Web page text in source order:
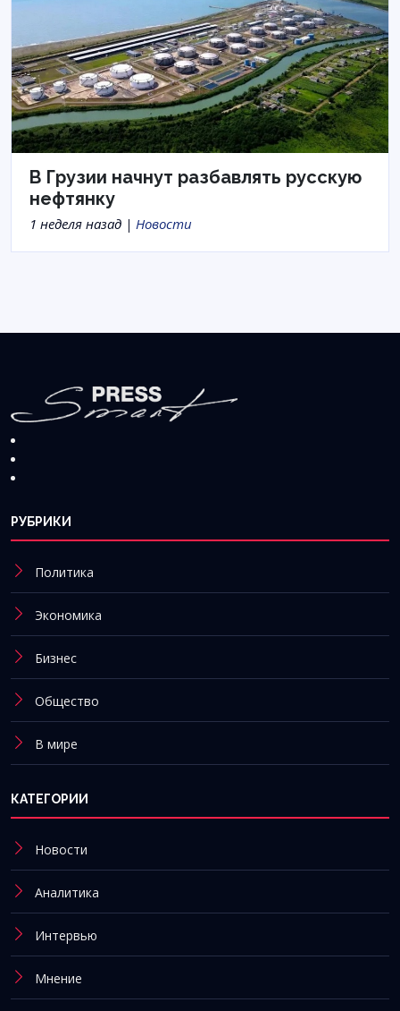
В Грузии начнут разбавлять русскую
нефтянку
1 неделя назад | Новости
РУБРИКИ
Политика
Экономика
Бизнес
Общество
В мире
КАТЕГОРИИ
Новости
Аналитика
Интервью
Мнение